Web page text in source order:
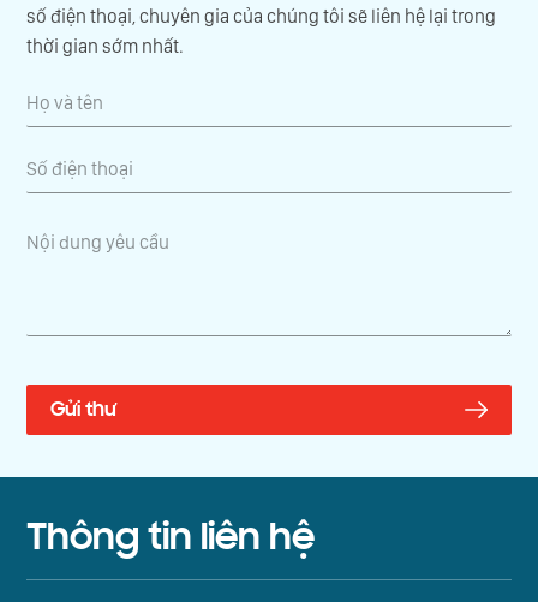
số điện thoại, chuyên gia của chúng tôi sẽ liên hệ lại trong
thời gian sớm nhất.
Thông tin liên hệ